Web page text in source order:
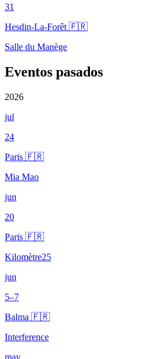
31
Hesdin-La-Forêt 🇫🇷
Salle du Manège
Eventos pasados
2026
jul
24
Paris 🇫🇷
Mia Mao
jun
20
Paris 🇫🇷
Kilomètre25
jun
5–7
Balma 🇫🇷
Interference
may